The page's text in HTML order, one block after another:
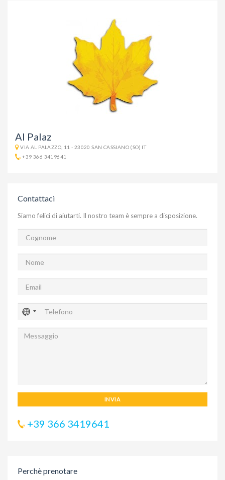
Al Palaz
VIA AL PALAZZO, 11 - 23020 SAN CASSIANO (SO) IT
+39 366 3419641
Contattaci
Siamo felici di aiutarti. Il nostro team è sempre a disposizione.
INVIA
+39 366 3419641
Perchè prenotare